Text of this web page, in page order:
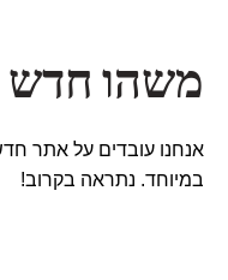
משהו
אנחנו עובדים על אתר
במיוחד. נתראה בקרוב!